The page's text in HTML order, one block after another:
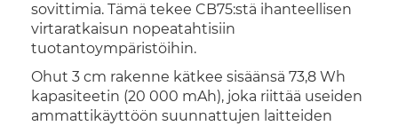
sovittimia. Tämä tekee CB75:stä ihanteellisen
virtaratkaisun nopeatahtisiin
tuotantoympäristöihin.
Ohut 3 cm rakenne kätkee sisäänsä 73,8 Wh
kapasiteetin (20 000 mAh), joka riittää useiden
ammattikäyttöön suunnattujen laitteiden